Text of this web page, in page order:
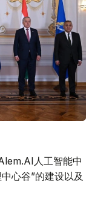
人工智能中
心谷”的建设以及